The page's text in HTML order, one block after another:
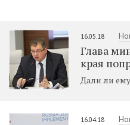
16.05.18
Глава
края
Дали ли ему
16.04.18